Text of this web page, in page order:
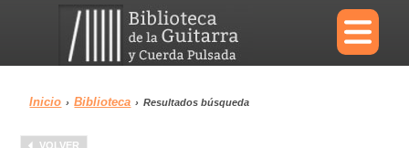
×
Menu
Inicio › Biblioteca › Resultados búsqueda
VOLVER